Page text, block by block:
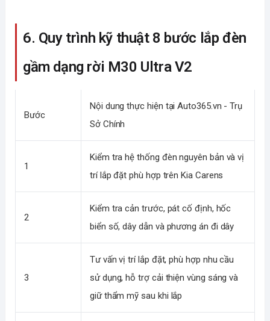
6. Quy trình kỹ thuật 8 bước lắp đèn
gầm dạng rời M30 Ultra V2
Bước
Nội dung thực hiện tại Auto365.vn - Trụ
Sở Chính
1
Kiểm tra hệ thống đèn nguyên bản và vị
trí lắp đặt phù hợp trên Kia Carens
2
Kiểm tra cản trước, pát cố định, hốc
biển số, dây dẫn và phương án đi dây
3
Tư vấn vị trí lắp đặt, phù hợp nhu cầu
sử dụng, hỗ trợ cải thiện vùng sáng và
giữ thẩm mỹ sau khi lắp